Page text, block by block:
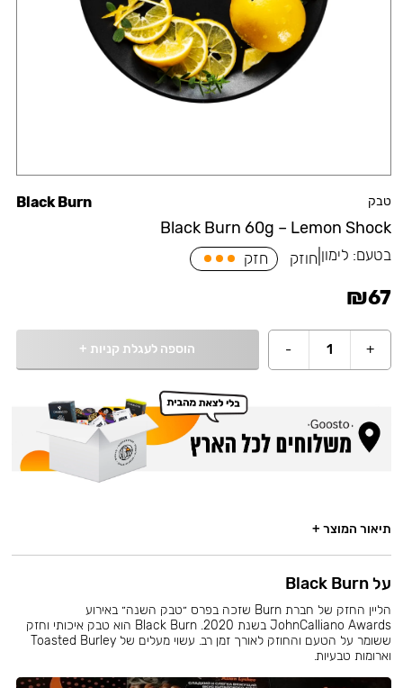
טבק
Black Burn 60g – Lemon Shock
Black Burn
בטעם: לימון חוזק חזק
₪67
+
1
- הוספה לעגלת קניות +
תיאור המוצר +
על Black Burn
הליין החזק של חברת Burn שזכה בפרס ״טבק השנה״ באירוע
JohnCalliano Awards בשנת 2020. Black Burn הוא טבק איכותי וחזק
ששומר על הטעם והחוזק לאורך זמן רב. עשוי מעלים של Toasted Burley
וארומות טבעיות.